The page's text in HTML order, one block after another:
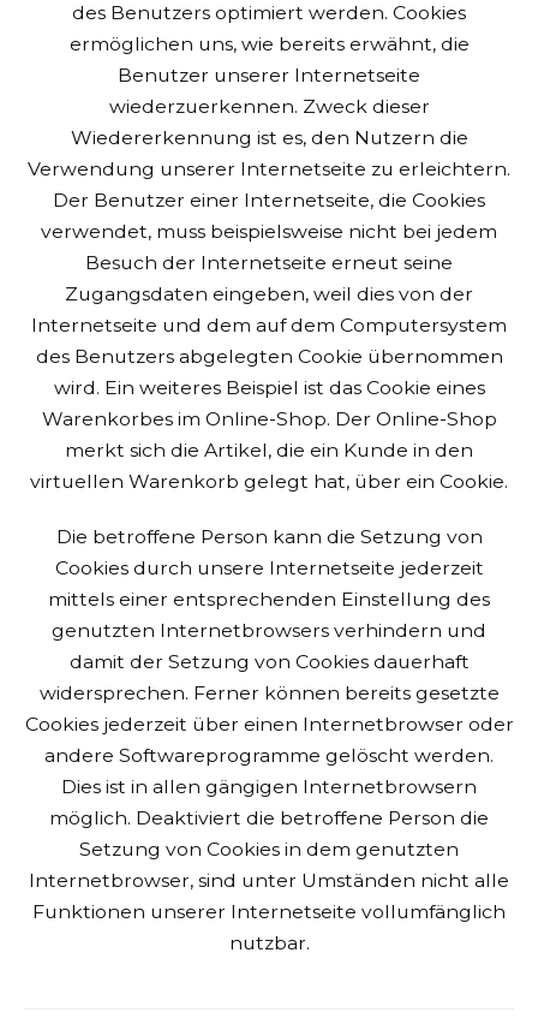
des Benutzers optimiert werden. Cookies
ermöglichen uns, wie bereits erwähnt, die
Benutzer unserer Internetseite
wiederzuerkennen. Zweck dieser
Wiedererkennung ist es, den Nutzern die
Verwendung unserer Internetseite zu erleichtern.
Der Benutzer einer Internetseite, die Cookies
verwendet, muss beispielsweise nicht bei jedem
Besuch der Internetseite erneut seine
Zugangsdaten eingeben, weil dies von der
Internetseite und dem auf dem Computersystem
des Benutzers abgelegten Cookie übernommen
wird. Ein weiteres Beispiel ist das Cookie eines
Warenkorbes im Online-Shop. Der Online-Shop
merkt sich die Artikel, die ein Kunde in den
virtuellen Warenkorb gelegt hat, über ein Cookie.
Die betroffene Person kann die Setzung von
Cookies durch unsere Internetseite jederzeit
mittels einer entsprechenden Einstellung des
genutzten Internetbrowsers verhindern und
damit der Setzung von Cookies dauerhaft
widersprechen. Ferner können bereits gesetzte
Cookies jederzeit über einen Internetbrowser oder
andere Softwareprogramme gelöscht werden.
Dies ist in allen gängigen Internetbrowsern
möglich. Deaktiviert die betroffene Person die
Setzung von Cookies in dem genutzten
Internetbrowser, sind unter Umständen nicht alle
Funktionen unserer Internetseite vollumfänglich
nutzbar.